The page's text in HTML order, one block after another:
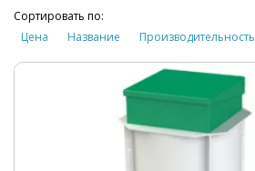
Сортировать по:
Цена
Название Производительность